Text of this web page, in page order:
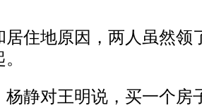
地原因，两人虽然领
对王明说，买一个房